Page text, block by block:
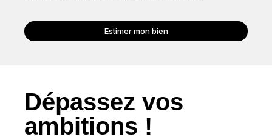
Estimer mon bien
Dépassez vos
ambitions !